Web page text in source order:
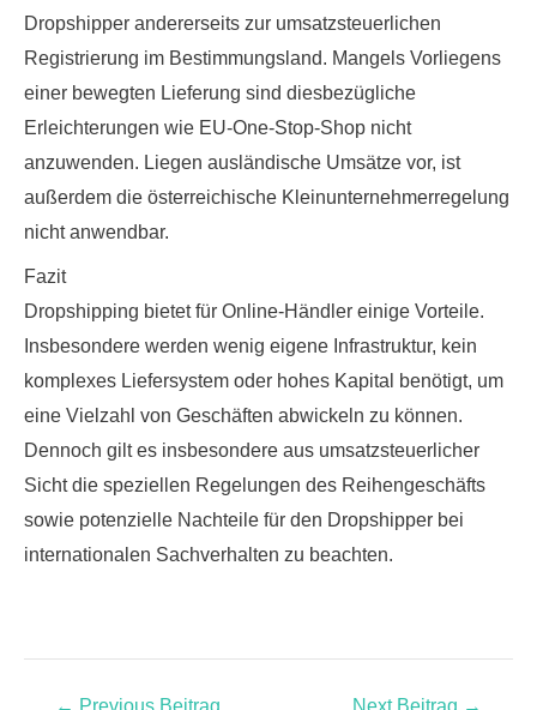
Dropshipper andererseits zur umsatzsteuerlichen
Registrierung im Bestimmungsland. Mangels Vorliegens
einer bewegten Lieferung sind diesbezügliche
Erleichterungen wie EU-One-Stop-Shop nicht
anzuwenden. Liegen ausländische Umsätze vor, ist
außerdem die österreichische Kleinunternehmerregelung
nicht anwendbar.
Fazit
Dropshipping bietet für Online-Händler einige Vorteile.
Insbesondere werden wenig eigene Infrastruktur, kein
komplexes Liefersystem oder hohes Kapital benötigt, um
eine Vielzahl von Geschäften abwickeln zu können.
Dennoch gilt es insbesondere aus umsatzsteuerlicher
Sicht die speziellen Regelungen des Reihengeschäfts
sowie potenzielle Nachteile für den Dropshipper bei
internationalen Sachverhalten zu beachten.
← Previous Beitrag Next Beitrag →